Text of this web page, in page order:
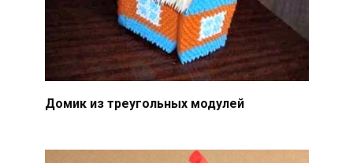
Домик из треугольных модулей